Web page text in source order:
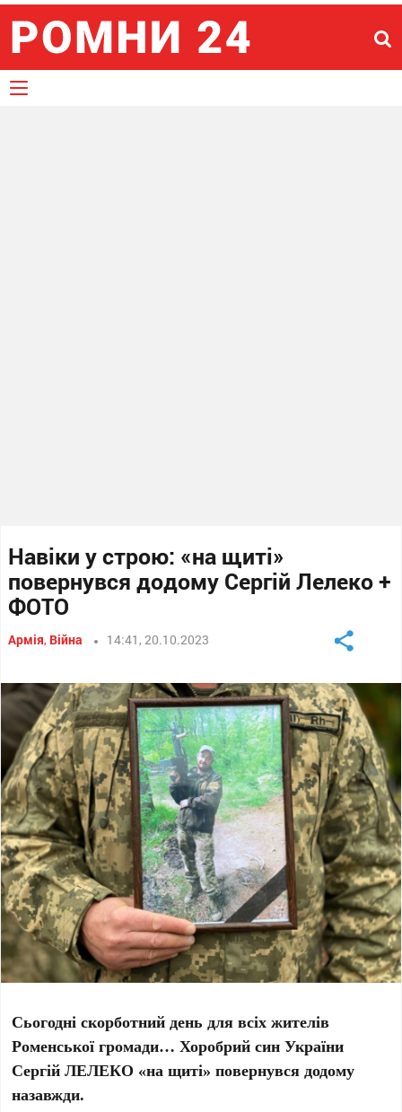
Навіки у строю: «на щиті»
повернувся додому Сергій Лелеко +
ФОТО
Армія, Війна 14:41, 20.10.2023
Сьогодні скорботний день для всіх жителів
Роменської громади… Хоробрий син України
Сергій ЛЕЛЕКО «на щиті» повернувся додому
назавжди.